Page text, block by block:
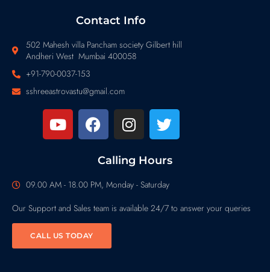
Contact Info
502 Mahesh villa Pancham society Gilbert hill
Andheri West Mumbai 400058
+91-790-0037-153
sshreeastrovastu@gmail.com
Calling Hours
09.00 AM - 18.00 PM, Monday - Saturday
Our Support and Sales team is available 24/7 to answer your queries
CALL US TODAY